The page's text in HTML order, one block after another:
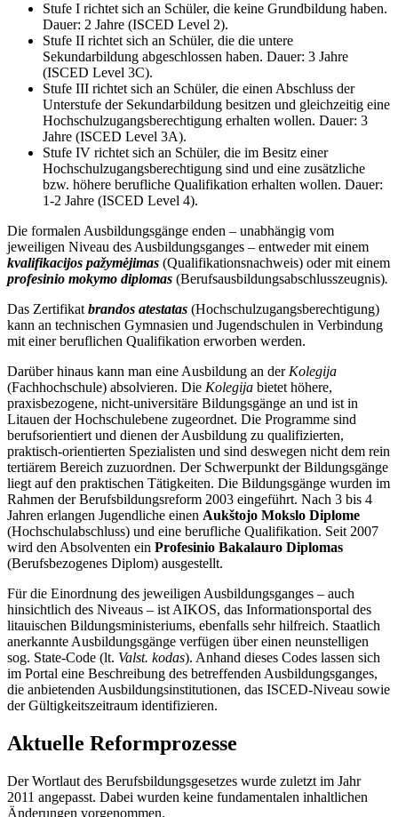
Stufe I richtet sich an Schüler, die keine Grundbildung haben.
Dauer: 2 Jahre (ISCED Level 2).
Stufe II richtet sich an Schüler, die die untere
Sekundarbildung abgeschlossen haben. Dauer: 3 Jahre
(ISCED Level 3C).
Stufe III richtet sich an Schüler, die einen Abschluss der
Unterstufe der Sekundarbildung besitzen und gleichzeitig eine
Hochschulzugangsberechtigung erhalten wollen. Dauer: 3
Jahre (ISCED Level 3A).
Stufe IV richtet sich an Schüler, die im Besitz einer
Hochschulzugangsberechtigung sind und eine zusätzliche
bzw. höhere berufliche Qualifikation erhalten wollen. Dauer:
1-2 Jahre (ISCED Level 4).
Die formalen Ausbildungsgänge enden – unabhängig vom
jeweiligen Niveau des Ausbildungsganges – entweder mit einem
kvalifikacijos pažymėjimas (Qualifikationsnachweis) oder mit einem
profesinio mokymo diplomas (Berufsausbildungsabschlusszeugnis).
Das Zertifikat brandos atestatas (Hochschulzugangsberechtigung)
kann an technischen Gymnasien und Jugendschulen in Verbindung
mit einer beruflichen Qualifikation erworben werden.
Darüber hinaus kann man eine Ausbildung an der Kolegija
(Fachhochschule) absolvieren. Die Kolegija bietet höhere,
praxisbezogene, nicht-universitäre Bildungsgänge an und ist in
Litauen der Hochschulebene zugeordnet. Die Programme sind
berufsorientiert und dienen der Ausbildung zu qualifizierten,
praktisch-orientierten Spezialisten und sind deswegen nicht dem rein
tertiärem Bereich zuzuordnen. Der Schwerpunkt der Bildungsgänge
liegt auf den praktischen Tätigkeiten. Die Bildungsgänge wurden im
Rahmen der Berufsbildungsreform 2003 eingeführt. Nach 3 bis 4
Jahren erlangen Jugendliche einen Aukštojo Mokslo Diplome
(Hochschulabschluss) und eine berufliche Qualifikation. Seit 2007
wird den Absolventen ein Profesinio Bakalauro Diplomas
(Berufsbezogenes Diplom) ausgestellt.
Für die Einordnung des jeweiligen Ausbildungsganges – auch
hinsichtlich des Niveaus – ist AIKOS, das Informationsportal des
litauischen Bildungsministeriums, ebenfalls sehr hilfreich. Staatlich
anerkannte Ausbildungsgänge verfügen über einen neunstelligen
sog. State-Code (lt. Valst. kodas). Anhand dieses Codes lassen sich
im Portal eine Beschreibung des betreffenden Ausbildungsganges,
die anbietenden Ausbildungsinstitutionen, das ISCED-Niveau sowie
der Gültigkeitszeitraum identifizieren.
Aktuelle Reformprozesse
Der Wortlaut des Berufsbildungsgesetzes wurde zuletzt im Jahr
2011 angepasst. Dabei wurden keine fundamentalen inhaltlichen
Änderungen vorgenommen.